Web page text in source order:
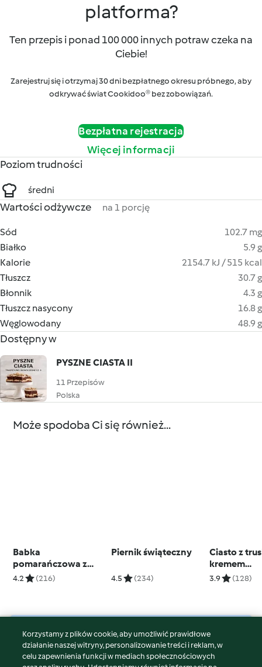
platforma?
Ten przepis i ponad 100 000 innych potraw czeka na
Ciebie!
Zarejestruj się i otrzymaj 30 dni bezpłatnego okresu próbnego, aby
odkrywać świat Cookidoo® bez zobowiązań.
Bezpłatna rejestracja
Więcej informacji
Poziom trudności
średni
Wartości odżywcze na 1 porcję
Sód
102.7 mg
Białko
5.9 g
Kalorie
2154.7 kJ / 515 kcal
Tłuszcz
30.7 g
Błonnik
4.3 g
Tłuszcz nasycony
16.8 g
Węglowodany
48.9 g
Dostępny w
PYSZNE CIASTA II
11 Przepisów
Polska
Może spodoba Ci się również...
Babka
pomarańczowa z
całej pomarańczy
4.2 (216)
Piernik świąteczny
4.5 (234)
Ciasto z
kremem
3.9 (128)
© Copyright 2026
Warunki korzystania
Korzystamy z plików cookie, aby umożliwić prawidłowe
działanie naszej witryny, personalizowanie treści i reklam, w
celu zapewnienia funkcji w mediach społecznościowych